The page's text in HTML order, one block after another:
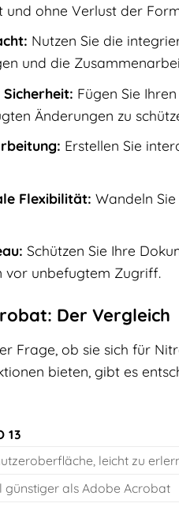
und ohne Verlust der
Nutzen Sie die
und die
Fügen Sie
Änderungen zu
Erstellen Sie
Flexibilität: Wandeln
Schützen Sie Ihre
vor unbefugtem Zugriff.
Der Vergleich
Frage, ob sie sich für
bieten, gibt es
13
leicht zu
günstiger als Adobe Acrobat